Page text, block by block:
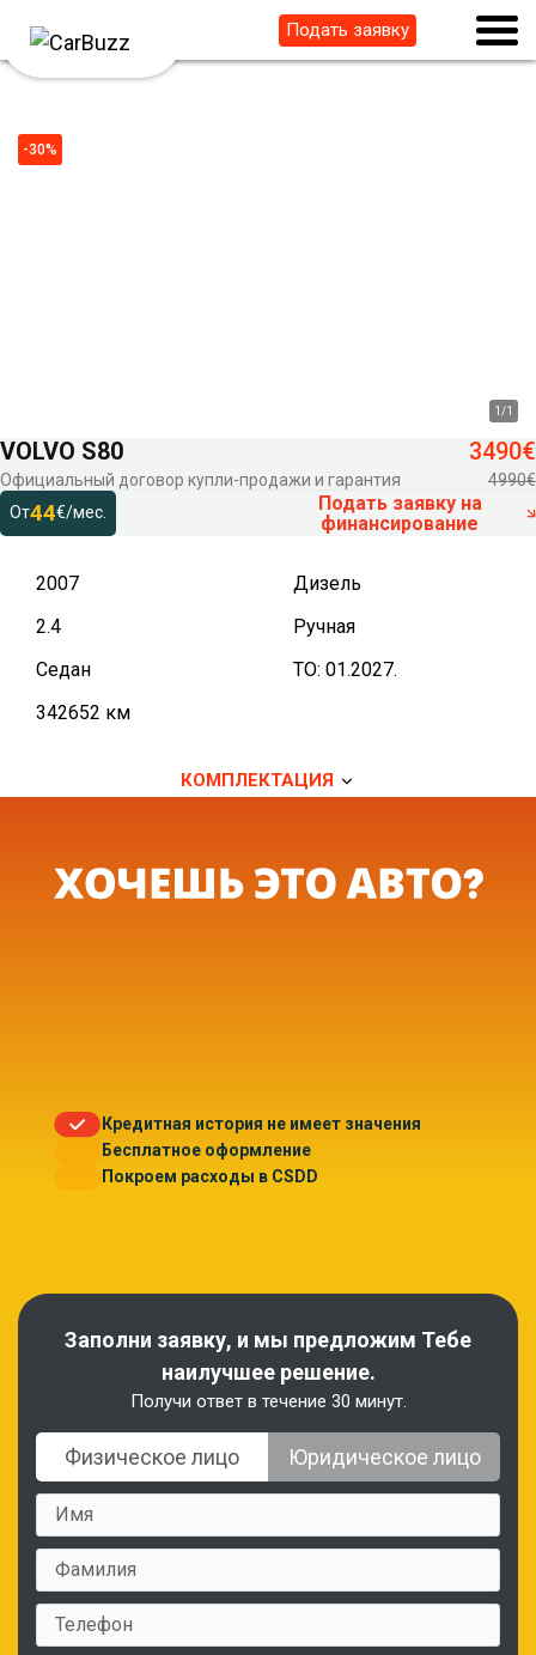
Подать заявку
1 /1
-30%
VOLVO S80
Официальный договор купли-продажи и гарантия
3490€
4990€
От44€/мес.
Подать заявку на
финансирование
2007
Дизель
2.4
Ручная
Седан
TO: 01.2027.
342652 км
КОМПЛЕКТАЦИЯ
Заполни заявку, и мы предложим Тебе
наилучшее решение.
Получи ответ в течение 30 минут.
Физическое лицо Юридическое лицо
Кредитная история не имеет значения
Бесплатное оформление
Покроем расходы в CSDD